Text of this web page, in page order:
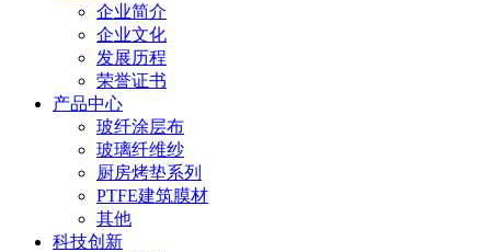
企业简介
企业文化
发展历程
荣誉证书
产品中心
玻纤涂层布
玻璃纤维纱
厨房烤垫系列
PTFE建筑膜材
其他
科技创新